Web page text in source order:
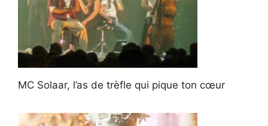
MC Solaar, l’as de trèfle qui pique ton cœur